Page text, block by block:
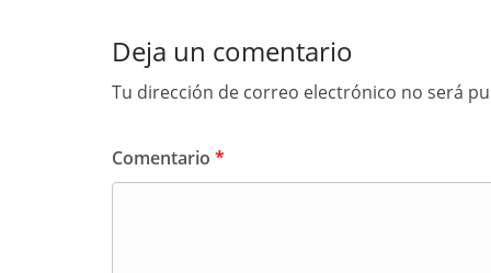
Deja un comentario
Tu dirección de correo electrónico no será
Comentario *